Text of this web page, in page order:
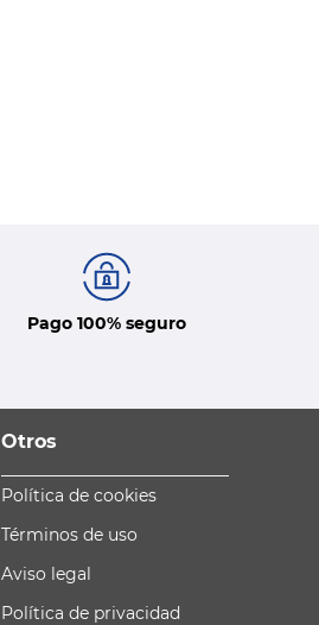
Pago 100% seguro
Otros
Política de cookies
Términos de uso
Aviso legal
Política de privacidad